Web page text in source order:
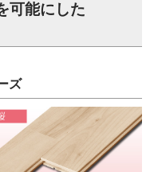
可能にした
ズ